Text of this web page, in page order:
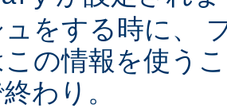
ュをする時に、
この情報を使う
終わり。